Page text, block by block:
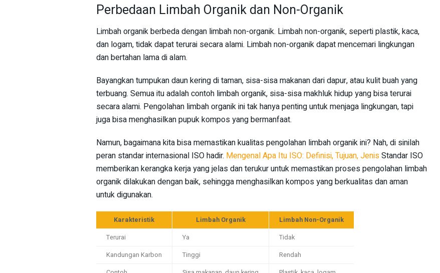
Perbedaan Limbah Organik dan Non-Organik
Limbah organik berbeda dengan limbah non-organik. Limbah non-organik, seperti plastik, kaca,
dan logam, tidak dapat terurai secara alami. Limbah non-organik dapat mencemari lingkungan
dan bertahan lama di alam.
Bayangkan tumpukan daun kering di taman, sisa-sisa makanan dari dapur, atau kulit buah yang
terbuang. Semua itu adalah contoh limbah organik, sisa-sisa makhluk hidup yang bisa terurai
secara alami. Pengolahan limbah organik ini tak hanya penting untuk menjaga lingkungan, tapi
juga bisa menghasilkan pupuk kompos yang bermanfaat.
Namun, bagaimana kita bisa memastikan kualitas pengolahan limbah organik ini? Nah, di sinilah
peran standar internasional ISO hadir. Mengenal Apa Itu ISO: Definisi, Tujuan, JenisStandar ISO
memberikan kerangka kerja yang jelas dan terukur untuk memastikan proses pengolahan limbah
organik dilakukan dengan baik, sehingga menghasilkan kompos yang berkualitas dan aman
untuk digunakan.
Karakteristik Limbah Organik
Limbah Non-Organik
Terurai
Ya
Tidak
Kandungan Karbon
Tinggi
Rendah